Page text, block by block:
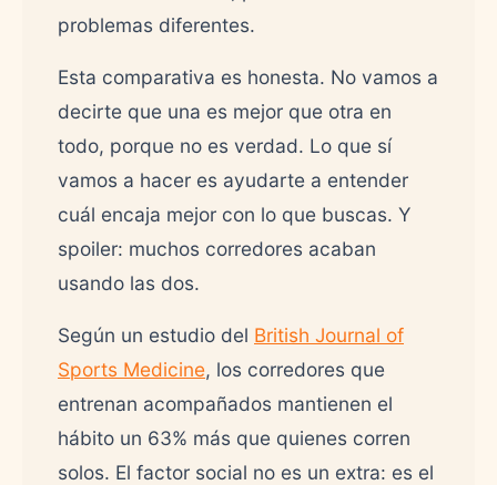
problemas diferentes.
Esta comparativa es honesta. No vamos a
decirte que una es mejor que otra en
todo, porque no es verdad. Lo que sí
vamos a hacer es ayudarte a entender
cuál encaja mejor con lo que buscas. Y
spoiler: muchos corredores acaban
usando las dos.
Según un estudio del British Journal of
Sports Medicine, los corredores que
entrenan acompañados mantienen el
hábito un 63% más que quienes corren
solos. El factor social no es un extra: es el